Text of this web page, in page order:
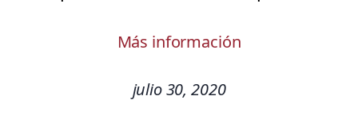
Más información
julio 30, 2020